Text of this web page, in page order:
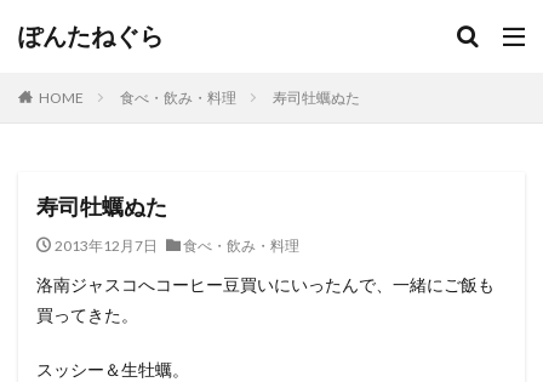
ぽんたねぐら
HOME 食べ・飲み・料理 寿司牡蠣ぬた
寿司牡蠣ぬた
2013年12月7日 食べ・飲み・料理
洛南ジャスコへコーヒー豆買いにいったんで、一緒にご飯も
買ってきた。
スッシー＆生牡蠣。